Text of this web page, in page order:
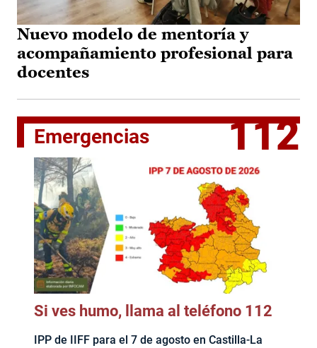
Nuevo modelo de mentoría y
acompañamiento profesional para
docentes
Emergencias 112
Si ves humo, llama al teléfono 112
IPP de IIFF para el 7 de agosto en Castilla-La